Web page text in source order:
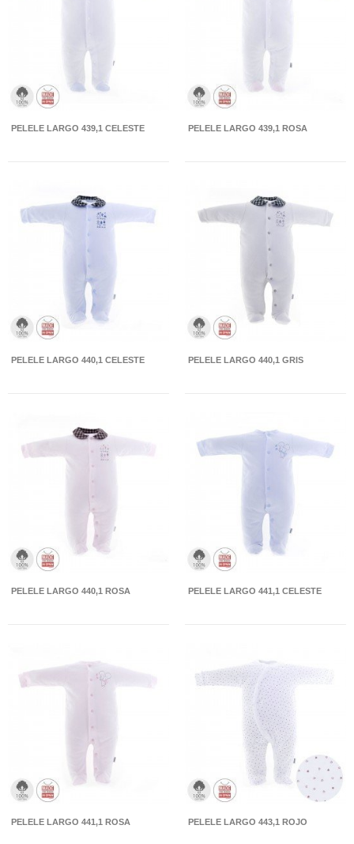
PELELE LARGO 439,1 CELESTE PELELE LARGO 439,1 ROSA
PELELE LARGO 440,1 CELESTE PELELE LARGO 440,1 GRIS
PELELE LARGO 440,1 ROSA PELELE LARGO 441,1 CELESTE
PELELE LARGO 441,1 ROSA PELELE LARGO 443,1 ROJO